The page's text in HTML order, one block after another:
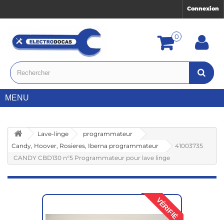
Connexion
0
MENU
Lave-linge
programmateur
Candy, Hoover, Rosieres, Iberna programmateur
41003735
CANDY CBD130 n°5 Programmateur pour lave linge
VÉRIFIÉ